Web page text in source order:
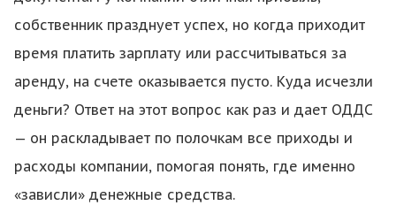
собственник празднует успех, но когда приходит
время платить зарплату или рассчитываться за
аренду, на счете оказывается пусто. Куда исчезли
деньги? Ответ на этот вопрос как раз и дает ОДДС
— он раскладывает по полочкам все приходы и
расходы компании, помогая понять, где именно
«зависли» денежные средства.